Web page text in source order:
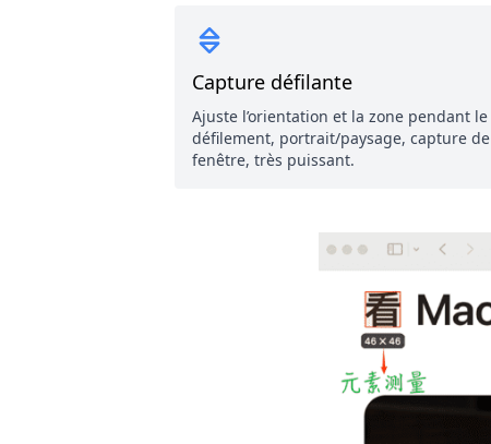
Capture défilante
Ajuste l’orientation et la zone pendant le
défilement, portrait/paysage, capture de
fenêtre, très puissant.